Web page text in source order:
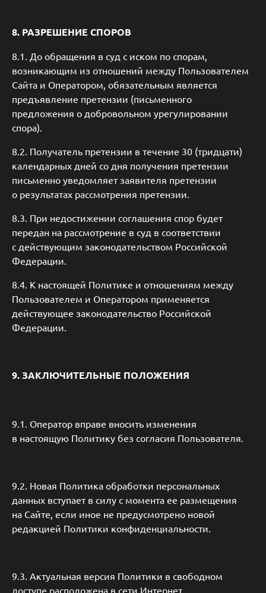
8. РАЗРЕШЕНИЕ СПОРОВ
8.1. До обращения в суд с иском по спорам,
возникающим из отношений между Пользователем
Сайта и Оператором, обязательным является
предъявление претензии (письменного
предложения о добровольном урегулировании
спора).
8.2. Получатель претензии в течение 30 (тридцати)
календарных дней со дня получения претензии
письменно уведомляет заявителя претензии
о результатах рассмотрения претензии.
8.3. При недостижении соглашения спор будет
передан на рассмотрение в суд в соответствии
с действующим законодательством Российской
Федерации.
8.4. К настоящей Политике и отношениям между
Пользователем и Оператором применяется
действующее законодательство Российской
Федерации.
9. ЗАКЛЮЧИТЕЛЬНЫЕ ПОЛОЖЕНИЯ
9.1. Оператор вправе вносить изменения
в настоящую Политику без согласия Пользователя.
9.2. Новая Политика обработки персональных
данных вступает в силу с момента ее размещения
на Сайте, если иное не предусмотрено новой
редакцией Политики конфиденциальности.
9.3. Актуальная версия Политики в свободном
доступе расположена в сети Интернет